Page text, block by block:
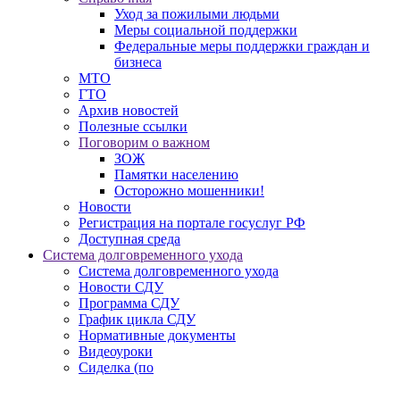
Уход за пожилыми людьми
Меры социальной поддержки
Федеральные меры поддержки граждан и
бизнеса
МТО
ГТО
Архив новостей
Полезные ссылки
Поговорим о важном
ЗОЖ
Памятки населению
Осторожно мошенники!
Новости
Регистрация на портале госуслуг РФ
Доступная среда
Система долговременного ухода
Система долговременного ухода
Новости СДУ
Программа СДУ
График цикла СДУ
Нормативные документы
Видеоуроки
Сиделка (по